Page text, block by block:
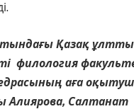
Қазақ
филология
аға
Алиярова, Салтанат